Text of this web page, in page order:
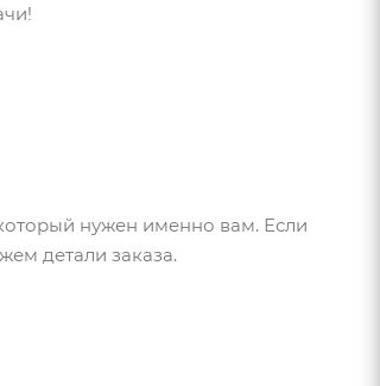
нужен именно вам. Если
детали заказа.